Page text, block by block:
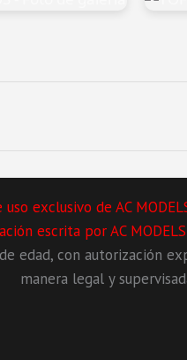
exclusivo de AC
escrita por AC
edad, con autorización
manera legal y